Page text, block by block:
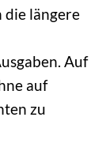
längere
Auf
auf
zu